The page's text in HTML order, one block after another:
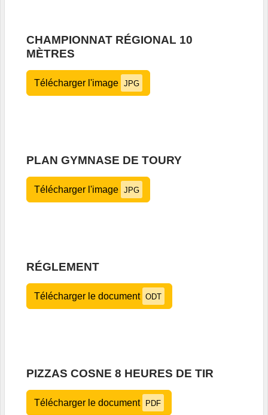
CHAMPIONNAT RÉGIONAL 10
MÈTRES
Télécharger l'image JPG
PLAN GYMNASE DE TOURY
Télécharger l'image JPG
RÉGLEMENT
Télécharger le document ODT
PIZZAS COSNE 8 HEURES DE TIR
Télécharger le document PDF